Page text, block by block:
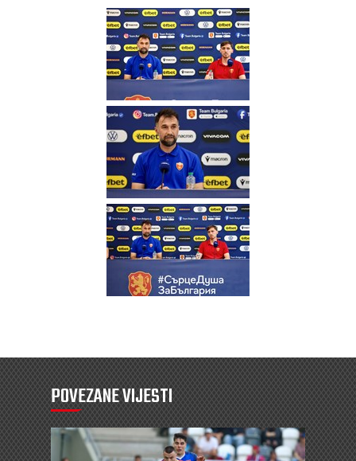
POVEZANE VIJESTI